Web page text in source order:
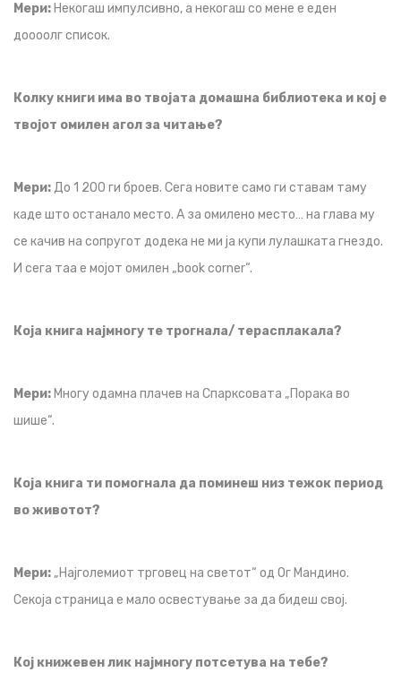
Мери: Некогаш импулсивно, а некогаш со мене е еден
доооолг список.
Колку книги има во твојата домашна библиотека и кој е
твојот омилен агол за читање?
Мери:До 1 200 ги броев. Сега новите само ги ставам таму
каде што останало место. А за омилено место… на глава му
се качив на сопругот додека не ми ја купи лулашката гнездо.
И сега таа е мојот омилен „book corner“.
Која книга најмногу те трогнала/ терасплакала?
Мери: Многу одамна плачев на Спарксовата „Порака во
шише“.
Која книга ти помогнала да поминеш низ тежок период
во животот?
Мери: „Најголемиот трговец на светот“ од Ог Мандино.
Секоја страница е мало освестување за да бидеш свој.
Кој книжевен лик најмногу потсетува на тебе?